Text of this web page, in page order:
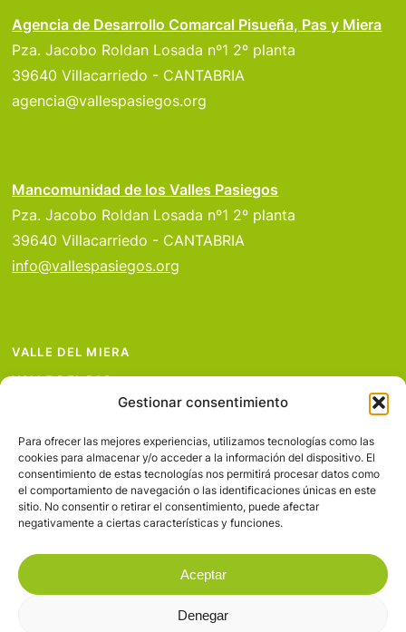
Gestionar consentimiento
Para ofrecer las mejores experiencias, utilizamos tecnologías como las
cookies para almacenar y/o acceder a la información del dispositivo. El
consentimiento de estas tecnologías nos permitirá procesar datos como
el comportamiento de navegación o las identificaciones únicas en este
sitio. No consentir o retirar el consentimiento, puede afectar
negativamente a ciertas características y funciones.
Aceptar
Denegar
Agencia de Desarrollo Comarcal Pisueña, Pas y Miera
Pza. Jacobo Roldan Losada nº1 2º planta
39640 Villacarriedo - CANTABRIA
agencia@vallespasiegos.org
Mancomunidad de los Valles Pasiegos
Pza. Jacobo Roldan Losada nº1 2º planta
39640 Villacarriedo - CANTABRIA
info@vallespasiegos.org
VALLE DEL MIERA
VALLE DEL PAS
VALLE DEL PISUEÑA
PROYECTOS
SERVICIOS
AVISO LEGAL